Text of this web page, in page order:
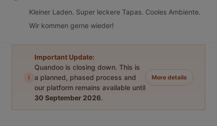
Kleiner Laden. Super leckere Tapas. Cooles Ambiente.
Wir kommen gerne wieder!
i
Important Update:
Quandoo is closing down. This is
a planned, phased process and
our platform remains available until
30 September 2026.
More details